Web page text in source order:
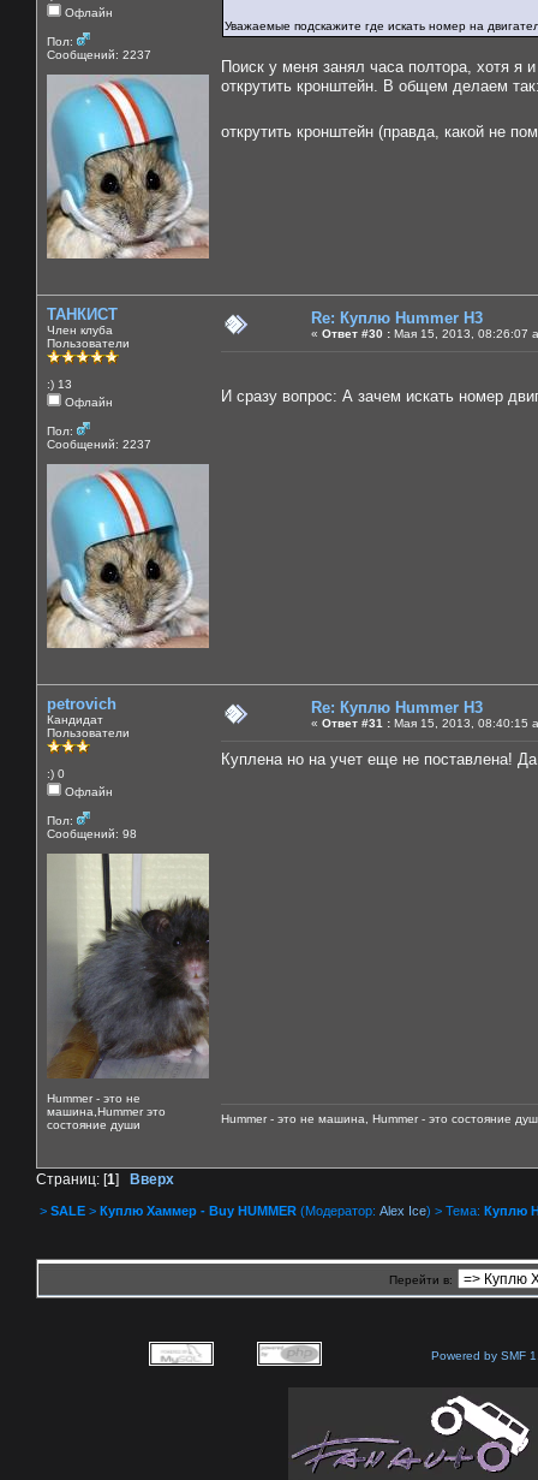
Офлайн
Пол:
Сообщений: 2237
Уважаемые подскажите где искать номер на
Поиск у меня занял часа полтора, хотя я
открутить кронштейн. В общем делаем
открутить кронштейн (правда, какой не
ТАНКИСТ
Член клуба
Пользователи
:) 13
Офлайн
Пол:
Сообщений: 2237
Re: Куплю Hummer H3
« Ответ #30 : Мая 15, 2013, 08:26:07
И сразу вопрос: А зачем искать номер
petrovich
Кандидат
Пользователи
:) 0
Офлайн
Пол:
Сообщений: 98
Hummer - это не
машина,Hummer это
состояние души
Re: Куплю Hummer H3
« Ответ #31 : Мая 15, 2013, 08:40:15
Куплена но на учет еще не поставлена!
Hummer - это не машина, Hummer - это состояние
Страниц: [1] Вверх
> SALE > Куплю Хаммер - Buy HUMMER (Модератор: Alex Ice) > Тема: Куплю
Перейти в:
Powered by SMF